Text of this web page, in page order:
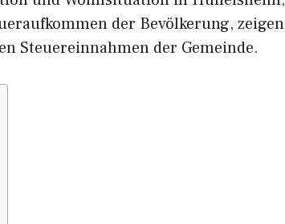
der Bevölkerung, zeigen
Steuereinnahmen der Gemeinde.